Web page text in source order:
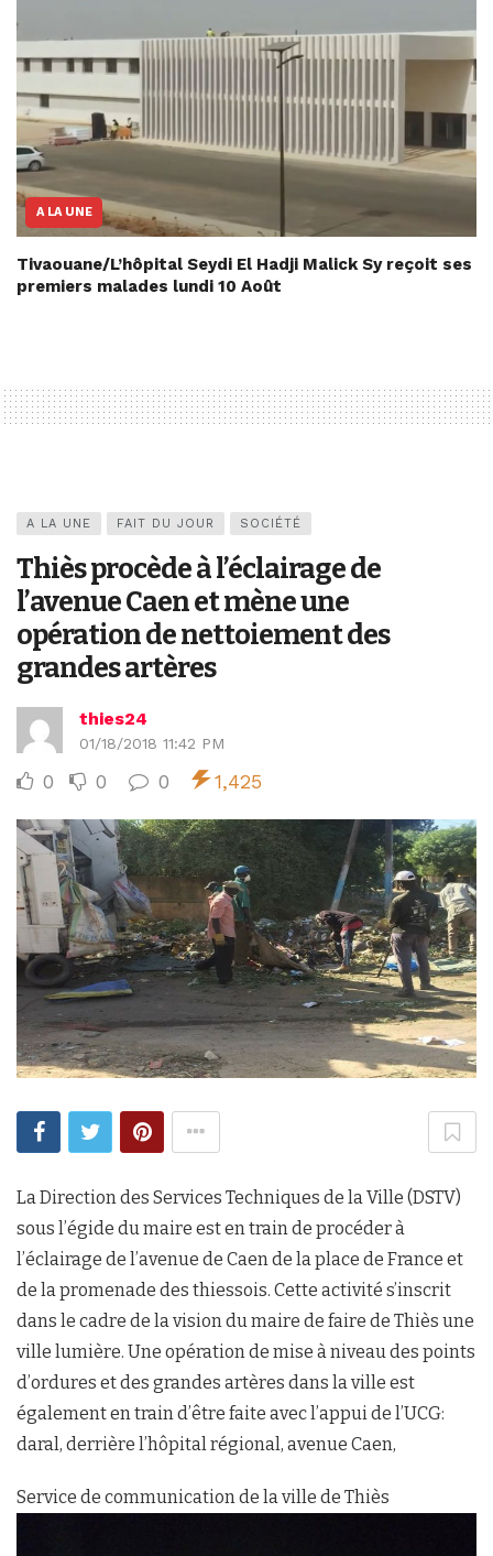
A LA UNE
Tivaouane/L’hôpital Seydi El Hadji Malick Sy reçoit ses
premiers malades lundi 10 Août
A LA UNE FAIT DU JOUR SOCIÉTÉ
Thiès procède à l’éclairage de
l’avenue Caen et mène une
opération de nettoiement des
grandes artères
thies24
01/18/2018 11:42 PM
0 0 0 1,425
La Direction des Services Techniques de la Ville (DSTV)
sous l’égide du maire est en train de procéder à
l’éclairage de l’avenue de Caen de la place de France et
de la promenade des thiessois. Cette activité s’inscrit
dans le cadre de la vision du maire de faire de Thiès une
ville lumière. Une opération de mise à niveau des points
d’ordures et des grandes artères dans la ville est
également en train d’être faite avec l’appui de l’UCG:
daral, derrière l’hôpital régional, avenue Caen,
Service de communication de la ville de Thiès